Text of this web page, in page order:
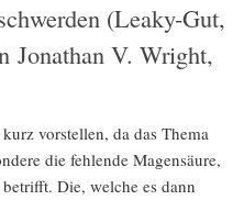
(Leaky-Gut,
Jonathan V. Wright,
vorstellen, da das Thema
die fehlende Magensäure,
Die, welche es dann